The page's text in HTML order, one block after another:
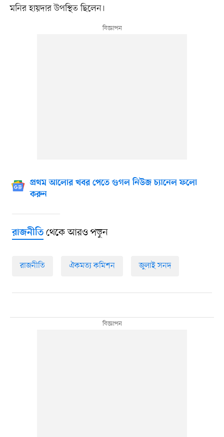
মনির হায়দার উপস্থিত ছিলেন।
প্রথম আলোর খবর পেতে গুগল নিউজ চ্যানেল ফলো
করুন
রাজনীতিথেকে আরও পড়ুন
রাজনীতি ঐকমত্য কমিশন জুলাই সনদ